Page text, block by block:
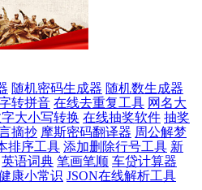
随机密码生成器 随机数生成器
转拼音 在线去重复工具 网名大
大小写转换 在线抽奖软件 抽奖
摘抄 摩斯密码翻译器 周公解梦
排序工具 添加删除行号工具 新
英语词典 笔画笔顺 车贷计算器
康小常识 JSON在线解析工具